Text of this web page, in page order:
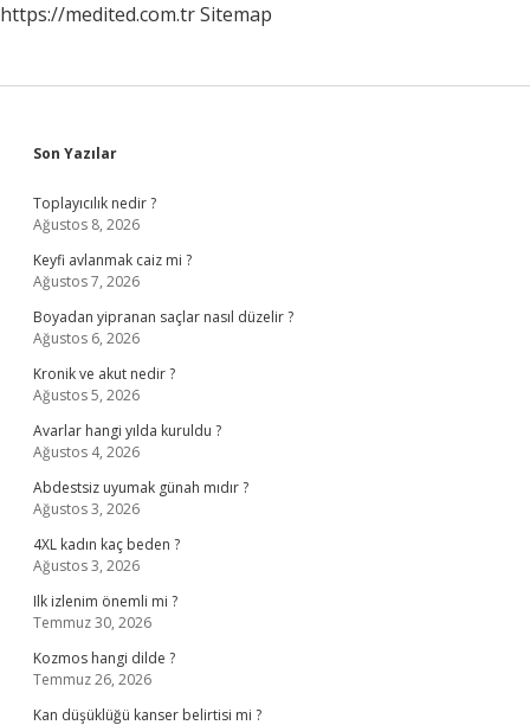
https://medited.com.trSitemap
Sidebar
Son Yazılar
Toplayıcılık nedir ?
Ağustos 8, 2026
Keyfi avlanmak caiz mi ?
Ağustos 7, 2026
Boyadan yipranan saçlar nasıl düzelir ?
Ağustos 6, 2026
Kronik ve akut nedir ?
Ağustos 5, 2026
Avarlar hangi yılda kuruldu ?
Ağustos 4, 2026
Abdestsiz uyumak günah mıdır ?
Ağustos 3, 2026
4XL kadın kaç beden ?
Ağustos 3, 2026
Ilk izlenim önemli mi ?
Temmuz 30, 2026
Kozmos hangi dilde ?
Temmuz 26, 2026
Kan düşüklüğü kanser belirtisi mi ?